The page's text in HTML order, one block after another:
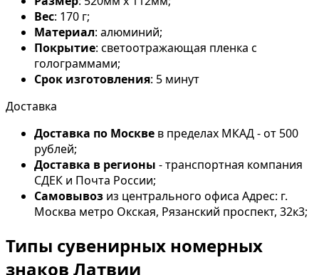
Вес: 170 г;
Материал: алюминий;
Покрытие: светоотражающая пленка с
голограммами;
Срок изготовления: 5 минут
Доставка
Доставка по Москве в пределах МКАД - от 500
рублей;
Доставка в регионы - транспортная компания
СДЕК и Почта России;
Самовывоз из центрального офиса Адрес: г.
Москва метро Окская, Рязанский проспект, 32к3;
Типы сувенирных номерных
знаков Латвии